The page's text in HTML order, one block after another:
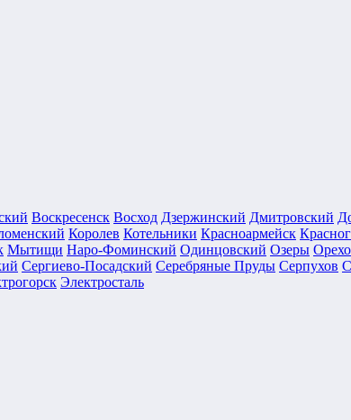
Воскресенск Восход Дзержинский Дмитровский
Королев Котельники Красноармейск
Мытищи Наро-Фоминский Одинцовский Озеры
Сергиево-Посадский Серебряные Пруды Серпухов
Электросталь